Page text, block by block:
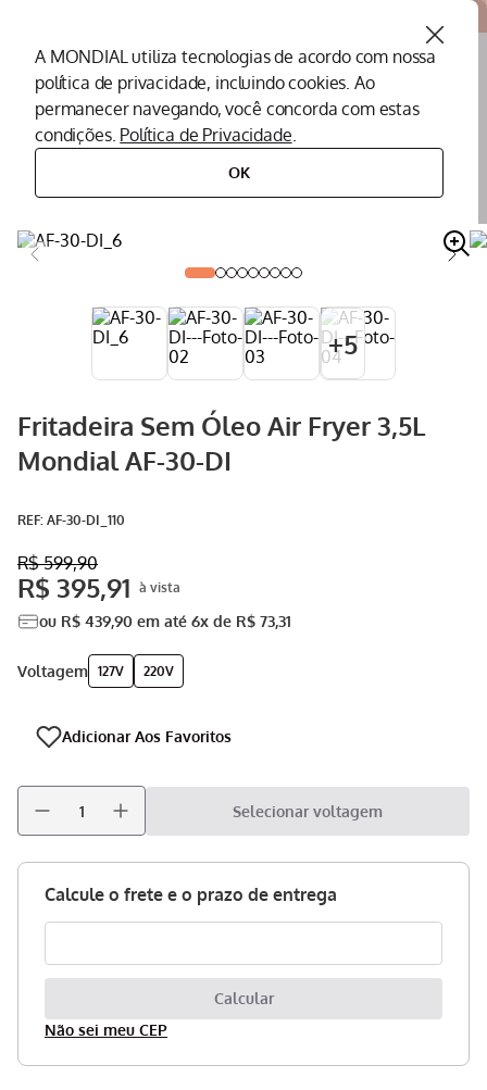
A MONDIAL utiliza tecnologias de acordo com nossa
política de privacidade, incluindo cookies. Ao
permanecer navegando, você concorda com estas
condições. Política de Privacidade.
OK
O que você procura?
eletroportáteis para cozinha
+5
Fritadeira Sem Óleo Air Fryer 3,5L
Mondial AF-30-DI
: AF-30-DI_110
R$ 599,90
R$ 395,91
ou R$ 439,90 em até 6x de R$ 73,31
voltagem 127V 220V
Selecionar voltagem
Não sei meu CEP
º Air Fryer
Assistencia Tecnica
7º Panificadora
9º Aspirador
10ºMultiprocessador